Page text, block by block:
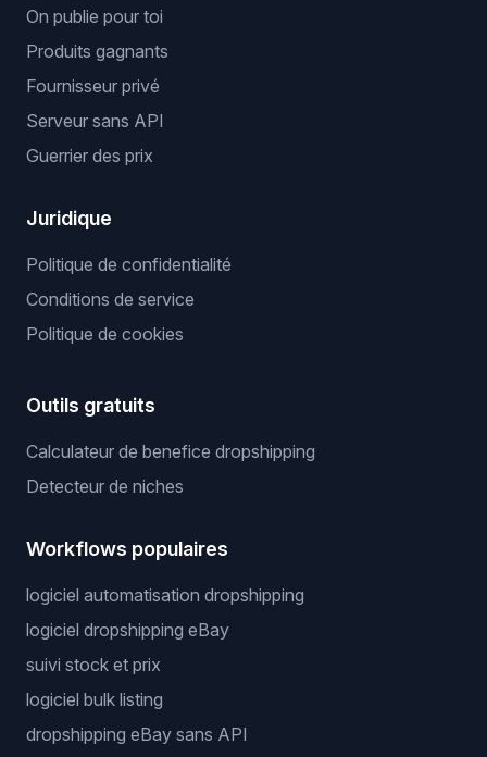
On publie pour toi
Produits gagnants
Fournisseur privé
Serveur sans API
Guerrier des prix
Juridique
Politique de confidentialité
Conditions de service
Politique de cookies
Outils gratuits
Calculateur de benefice dropshipping
Detecteur de niches
Workflows populaires
logiciel automatisation dropshipping
logiciel dropshipping eBay
suivi stock et prix
logiciel bulk listing
dropshipping eBay sans API